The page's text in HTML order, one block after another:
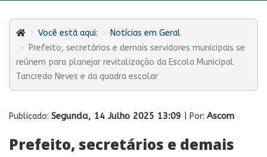
Você está aqui:
Notícias em Geral
Prefeito, secretários e demais servidores municipais se
reúnem para planejar revitalização da Escola Municipal
Tancredo Neves e da quadra escolar
Publicado: Segunda, 14 Julho 2025 13:09 | Por: Ascom
Prefeito, secretários e demais